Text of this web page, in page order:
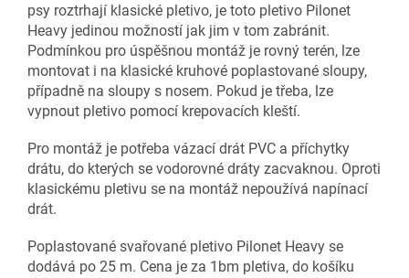
psy roztrhají klasické pletivo, je toto pletivo Pilonet
Heavy jedinou možností jak jim v tom zabránit.
Podmínkou pro úspěšnou montáž je rovný terén, lze
montovat i na klasické kruhové poplastované sloupy,
případně na sloupy s nosem. Pokud je třeba, lze
vypnout pletivo pomocí krepovacích kleští.
Pro montáž je potřeba vázací drát PVC a příchytky
drátu, do kterých se vodorovné dráty zacvaknou. Oproti
klasickému pletivu se na montáž nepoužívá napínací
drát.
Poplastované svařované pletivo Pilonet Heavy se
dodává po 25 m. Cena je za 1bm pletiva, do košíku